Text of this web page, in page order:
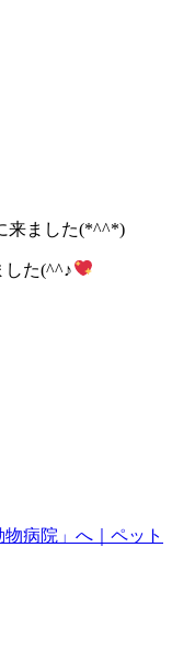
来ました(*^^*)
した(^^♪